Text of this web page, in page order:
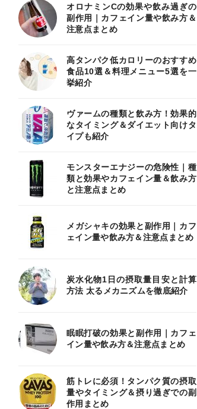
オロナミンCの効果や飲み過ぎの
副作用｜カフェイン量や飲み方＆
注意点まとめ
高タンパク低カロリーのおすすめ
食品10選＆料理メニュー5選を一
挙紹介
ヴァームの種類と飲み方！効果的
なタイミング＆ダイエット向けタ
イプも紹介
モンスターエナジーの危険性｜種
類と効果やカフェイン量＆飲み方
と注意点まとめ
メガシャキの効果と副作用｜カフ
ェイン量や飲み方＆注意点まとめ
炭水化物1日の摂取量目安と計算
方法 太るメカニズムを徹底紹介
眠眠打破の効果と副作用｜カフェ
イン量や飲み方＆注意点まとめ
筋トレに必須！タンパク質の摂取
量やタイミング＆摂り過ぎでの副
作用まとめ